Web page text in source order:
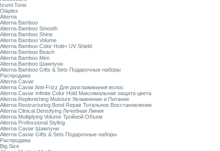
Izumi Tonic
Olaplex
Alterna
Alterna Bamboo
Alterna Bamboo Smooth
Alterna Bamboo Shine
Alterna Bamboo Volume
Alterna Bamboo Color Hold+ UV Shield
Alterna Bamboo Beach
Alterna Bamboo Men
Alterna Bamboo Шампуни
Alterna Bamboo Gifts & Sets Подарочные наборы
Распродажа
Alterna Caviar
Alterna Caviar Anti-Frizz Для разглаживания волос
Alterna Caviar Infinite Color Hold Максимальная защита цвета
Alterna Replenishing Moisture Увлажнение и Питание
Alterna Restructuring Bond Repair Тотальное Восстановление
Alterna Clinical Densifying Лечебная Линия
Alterna Multiplying Volume Тройной Объем
Alterna Professional Styling
Alterna Caviar Шампуни
Alterna Caviar Gifts & Sets Подарочные наборы
Распродажа
Big Size